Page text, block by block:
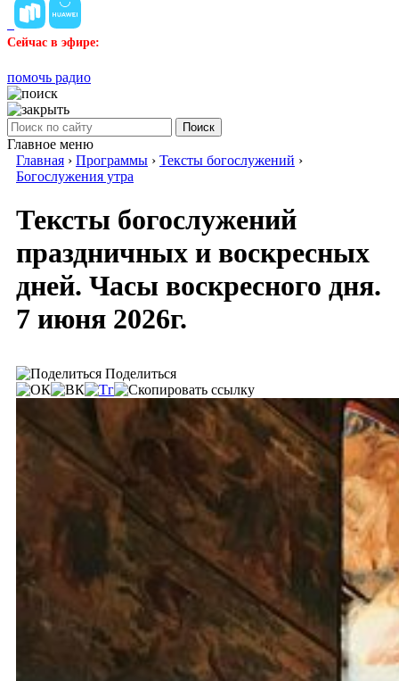
Сейчас в эфире:
помочь радио
Поиск
Главное меню
Главная › Программы › Тексты богослужений ›
Богослужения утра
Тексты богослужений
праздничных и воскресных
дней. Часы воскресного дня.
7 июня 2026г.
Поделиться